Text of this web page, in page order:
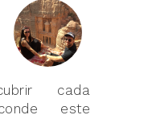
cada
este